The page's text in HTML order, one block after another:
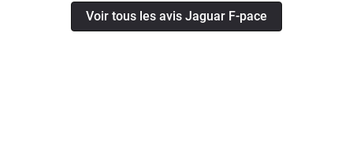
Boîte auto ZF 8 très agréable.
de ma poche et 0% prise en charge
Voir tous les avis Jaguar F-pace